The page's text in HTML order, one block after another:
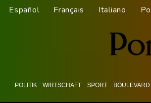
Español Français Italiano
POLITIK WIRTSCHAFT SPORT BOULEVARD